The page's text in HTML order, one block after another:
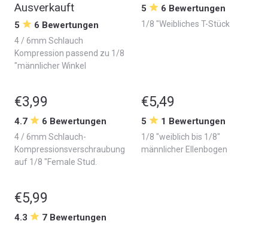
Ausverkauft
5 6 Bewertungen
4 / 6mm Schlauch
Kompression passend zu 1/8
"männlicher Winkel
5 6 Bewertungen
1/8 "Weibliches T-Stück
€3,99
4.7 6 Bewertungen
4 / 6mm Schlauch-
Kompressionsverschraubung
auf 1/8 "Female Stud.
€5,49
5 1 Bewertungen
1/8 "weiblich bis 1/8"
männlicher Ellenbogen
€5,99
4.3 7 Bewertungen